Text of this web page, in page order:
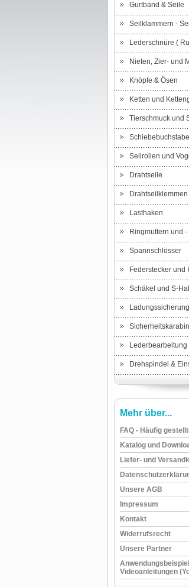
Gurtband & Seile
Seilklammern -
Lederschnüre (
Nieten, Zier- und
Knöpfe & Ösen
Ketten und
Tierschmuck und
Seilrollen und
Drahtseile
Lasthaken
Ringmuttern und
Spannschlösser
Federstecker und
Schäkel und S-
Lederbearbeitung
Drehspindel &
Mehr über...
FAQ - Häufig
Katalog und
Liefer- und
Unsere AGB
Impressum
Kontakt
Widerrufsrecht
Unsere Partner
Videoanleitungen